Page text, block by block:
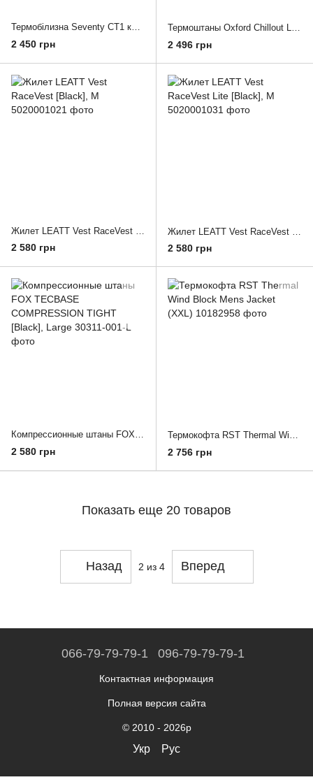
2 450 грн 2 496 грн
2 580 грн 2 580 грн
Компрессионные штаны FOX TECBASE COMPRESSION TIGHT [Black], Large
2 580 грн
Термокофта RST Thermal Wind Block Mens Jacket (XXL)
2 756 грн
Показать еще 20 товаров
Назад 2 из 4 Вперед
066-79-79-79-1 096-79-79-79-1
Контактная информация
Полная версия сайта
© 2010 - 2026р
Укр Рус